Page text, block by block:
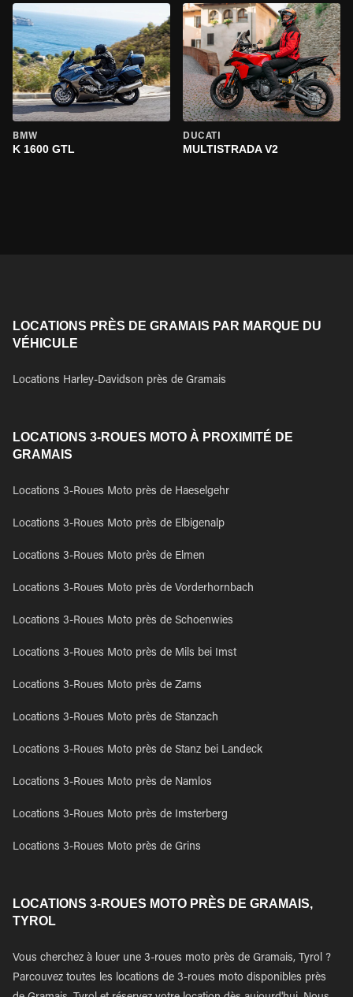
BMW
K 1600 GTL
DUCATI
MULTISTRADA V2
LOCATIONS PRÈS DE GRAMAIS PAR MARQUE DU
VÉHICULE
Locations Harley-Davidson près de Gramais
LOCATIONS 3-ROUES MOTO À PROXIMITÉ DE
GRAMAIS
Locations 3-Roues Moto près de Haeselgehr
Locations 3-Roues Moto près de Elbigenalp
Locations 3-Roues Moto près de Elmen
Locations 3-Roues Moto près de Vorderhornbach
Locations 3-Roues Moto près de Schoenwies
Locations 3-Roues Moto près de Mils bei Imst
Locations 3-Roues Moto près de Zams
Locations 3-Roues Moto près de Stanzach
Locations 3-Roues Moto près de Stanz bei Landeck
Locations 3-Roues Moto près de Namlos
Locations 3-Roues Moto près de Imsterberg
Locations 3-Roues Moto près de Grins
LOCATIONS 3-ROUES MOTO PRÈS DE GRAMAIS,
TYROL
Vous cherchez à louer une 3-roues moto près de Gramais, Tyrol ?
Parcouvez toutes les locations de 3-roues moto disponibles près